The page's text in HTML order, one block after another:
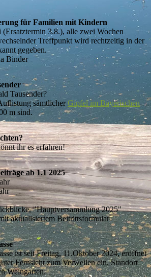
für Familien mit Kindern
3.8.), alle zwei Wochen
Treffpunkt wird rechtzeitig in der
gegeben.
Binder
Tausender?
sämtlicherGipfel im Bayerischen
m sind.
ihr es erfahren!
ab 1.1 2025
"Hauptversammlung 2025"
aktualisiertem Beitrittsformular
ist seit Freitag, 11.Oktober 2024, eröffnet
Fernsicht zum Verweilen ein. Standort
Weingarten.